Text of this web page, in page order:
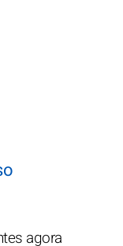
agora